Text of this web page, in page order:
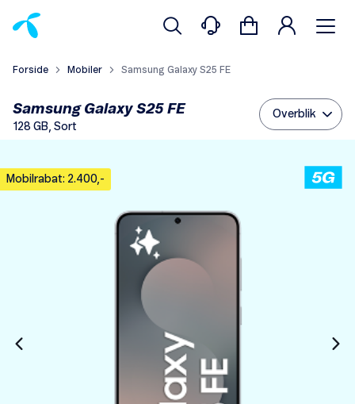
Forside Mobiler Samsung Galaxy S25 FE
Samsung Galaxy S25 FE
128 GB, Sort
Overblik
Mobilrabat: 2.400,-